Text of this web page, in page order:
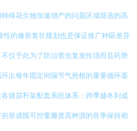
殊花生物加速增产的问题区域筛选的高
性的修剪复壮规划也是保证推广种际差异
仅于此为了防治害虫复发性强而且药势
出每年固定间隔节气抢根的重要循环基
级苗秆架配套系统体系：跨季越冬到成
形成既可控重瓣度高种源的良率保持相